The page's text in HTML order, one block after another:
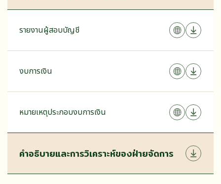
รายงานผู้สอบบัญชี
งบการเงิน
หมายเหตุประกอบงบการเงิน
คำอธิบายและการวิเคราะห์ของฝ่ายจัดการ